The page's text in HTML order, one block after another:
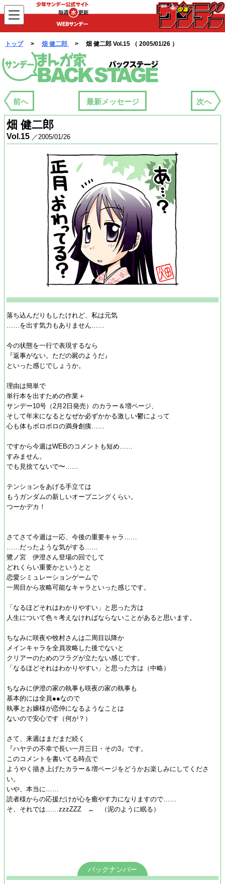
WEBサンデー
トップ> 畑 健二郎 > 畑 健二郎 Vol.15 （ 2005/01/26 ）
まんが家バックステージ
前へ 最新メッセージ 次へ
畑 健二郎
Vol.15 ／2005/01/26
落ち込んだりもしたけれど、私は元気
……を出す気力もありません……
今の状態を一行で表現するなら
『返事がない。ただの屍のようだ』
といった感じでしょうか。
理由は簡単で
単行本を出すための作業＋
サンデー10号（2月2日発売）のカラー＆増ページ、
そして年末になるとなぜか必ずかかる激しい鬱によって
心も体もボロボロの満身創痍……
ですから今週はWEBのコメントも短め……
すみません。
でも見捨てないで〜……
テンションをあげる手立ては
もうガンダムの新しいオープニングくらい。
つーかデカ！
さてさて今週は一応、今後の重要キャラ……
……だったような気がする……
鷺ノ宮 伊澄さん登場の回でして
どれくらい重要かというとと
恋愛シミュレーションゲームで
一周目から攻略可能なキャラといった感じです。
「なるほどそれはわかりやすい」と思った方は
人生について色々考えなければならないことがあると思います。
ちなみに咲夜や牧村さんは二周目以降か
メインキャラを全員攻略した後でないと
クリアーのためのフラグが立たない感じです。
「なるほどそれはわかりやすい」と思った方は（中略）
ちなみに伊澄の家の執事も咲夜の家の執事も
基本的には全員●●なので
執事とお嬢様が恋仲になるようなことは
ないので安心です（何が？）
さて、来週はまだまだ続く
『ハヤテの不幸で長い一月三日・その3』です。
このコメントを書いてる時点で
ようやく描き上げたカラー＆増ページをどうかお楽しみにしてくださ
い。
いや、本当に……
読者様からの応援だけが心を癒やす力になりますので……
そ、それでは……zzzZZZ ← （泥のように眠る）
バックナンバー